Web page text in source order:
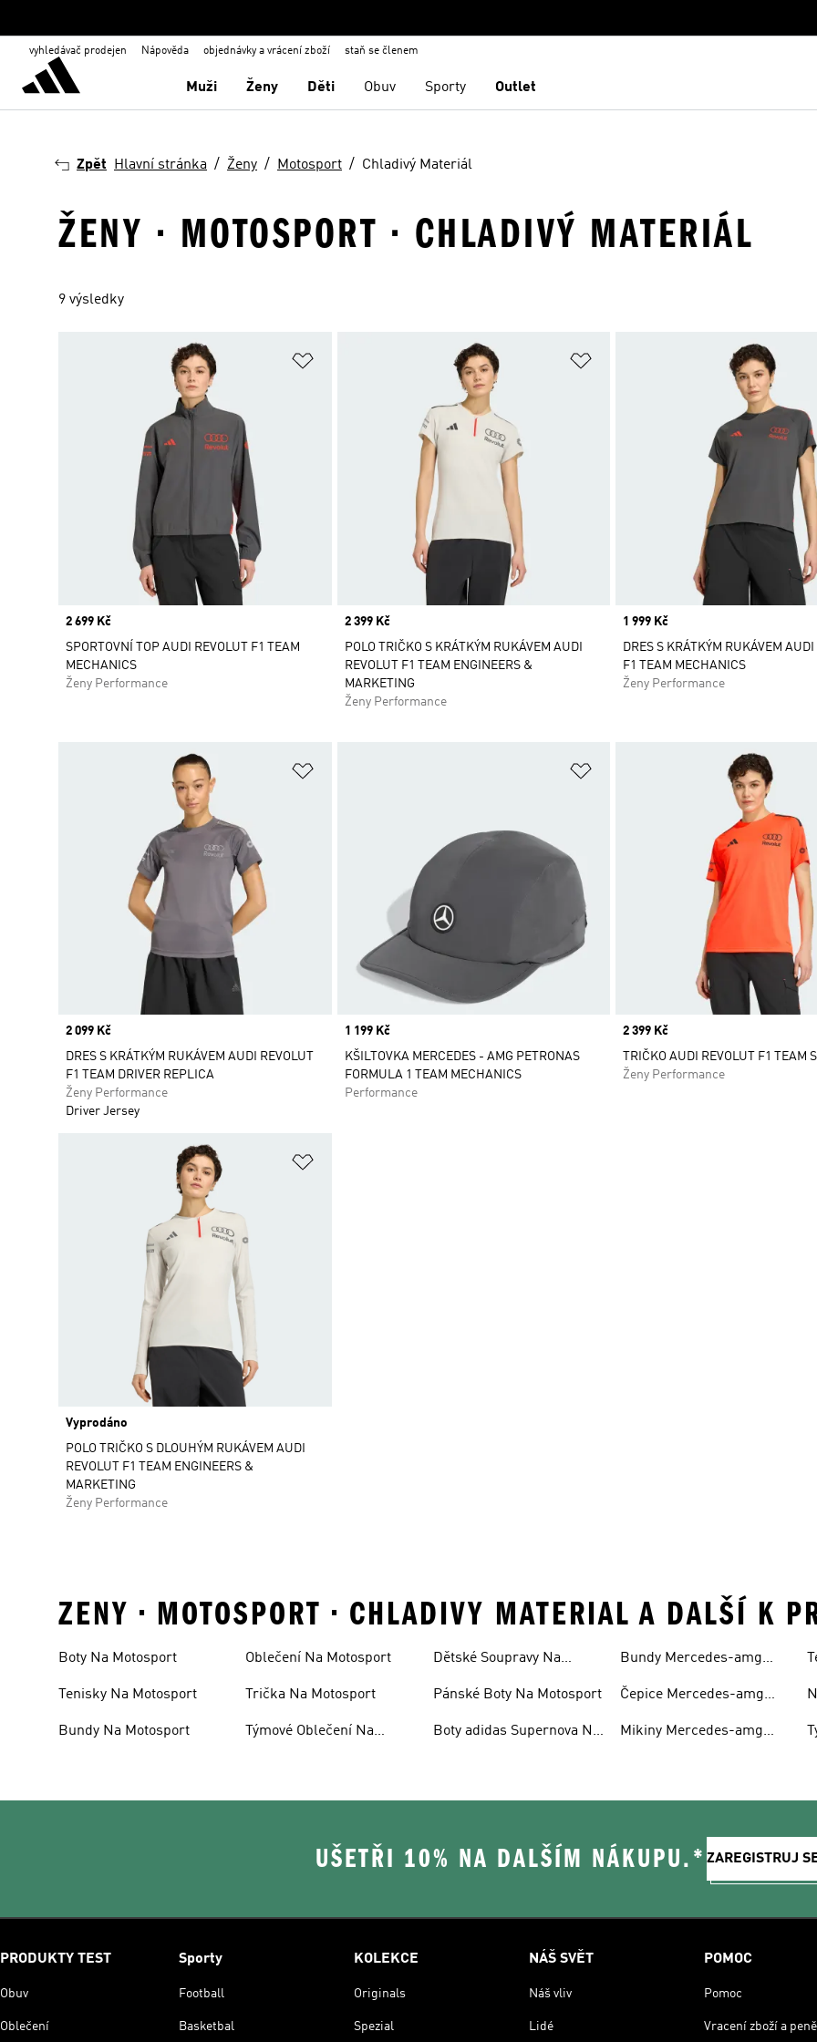
vyhledávač prodejen Nápověda objednávky a vrácení zboží staň se členem
Muži Ženy Děti Obuv Sporty Outlet
Zpět Hlavní stránka Ženy Motosport Chladivý Materiál
ŽENY · MOTOSPORT · CHLADIVÝ MATERIÁL
9 výsledky
Přidat do seznamu přání
Price
2 699 Kč
SPORTOVNÍ TOP AUDI REVOLUT F1 TEAM
MECHANICS
Ženy Performance
Přidat do seznamu přání
Price
2 399 Kč
POLO TRIČKO S KRÁTKÝM RUKÁVEM AUDI
REVOLUT F1 TEAM ENGINEERS &
MARKETING
Ženy Performance
Price
1 999 Kč
DRES S KRÁTKÝM RUKÁVEM
F1 TEAM MECHANICS
Ženy Performance
Price
2 099 Kč
DRES S KRÁTKÝM RUKÁVEM AUDI REVOLUT
F1 TEAM DRIVER REPLICA
Ženy Performance
Driver Jersey
Přidat do seznamu přání
Price
1 199 Kč
KŠILTOVKA MERCEDES - AMG PETRONAS
FORMULA 1 TEAM MECHANICS
Performance
Price
2 399 Kč
TRIČKO AUDI REVOLUT F1 TEAM
Ženy Performance
Vyprodáno
POLO TRIČKO S DLOUHÝM RUKÁVEM AUDI
REVOLUT F1 TEAM ENGINEERS &
MARKETING
Ženy Performance
ZENY • MOTOSPORT • CHLADIVY MATERIAL A DALŠÍ K
Boty Na Motosport
Tenisky Na Motosport
Bundy Na Motosport
Oblečení Na Motosport
Trička Na Motosport
Týmové Oblečení Na
Dětské Soupravy Na
Pánské Boty Na Motosport
Boty adidas Supernova Na
Bundy Mercedes-amg
Čepice Mercedes-amg
Mikiny Mercedes-amg
UŠETŘI 10% NA DALŠÍM NÁKUPU.* ZAREGISTRUJ
PRODUKTY TEST
Obuv
Oblečení
Sporty
Football
Basketbal
KOLEKCE
Originals
Spezial
NÁŠ SVĚT
Náš vliv
Lidé
POMOC
Pomoc
Vracení zboží a